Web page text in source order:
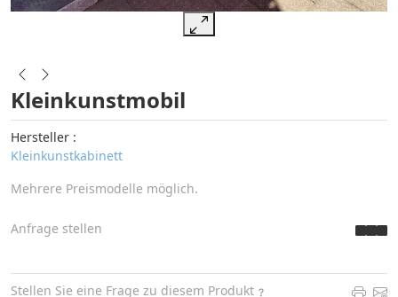
Kleinkunstmobil
Hersteller :
Kleinkunstkabinett
Mehrere Preismodelle möglich.
Anfrage stellen
Stellen Sie eine Frage zu diesem Produkt